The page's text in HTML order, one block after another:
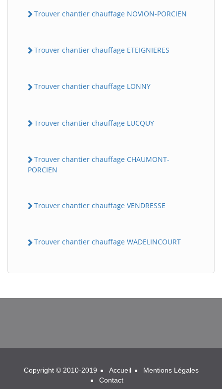
Trouver chantier chauffage NOVION-PORCIEN
Trouver chantier chauffage ETEIGNIERES
Trouver chantier chauffage LONNY
Trouver chantier chauffage LUCQUY
Trouver chantier chauffage CHAUMONT-
PORCIEN
Trouver chantier chauffage VENDRESSE
Trouver chantier chauffage WADELINCOURT
BatiWebPro
Copyright © 2010-2019 Accueil
Mentions Légales
Contact